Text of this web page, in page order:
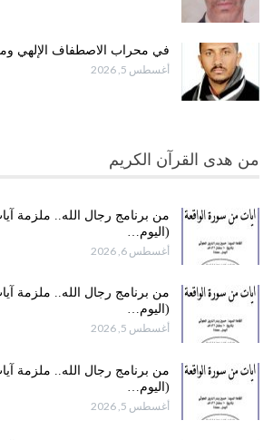
في محراب الاصطفاف الإلهي
أغسطس 5, 2026
من هدى القرآن الكريم
من برنامج رجال الله.. ملزمة
(اليوم…
أغسطس 6, 2026
من برنامج رجال الله.. ملزمة
(اليوم…
أغسطس 5, 2026
من برنامج رجال الله.. ملزمة
(اليوم…
أغسطس 5, 2026